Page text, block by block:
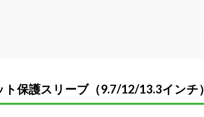
保護スリーブ（9.7/12/13.3インチ）